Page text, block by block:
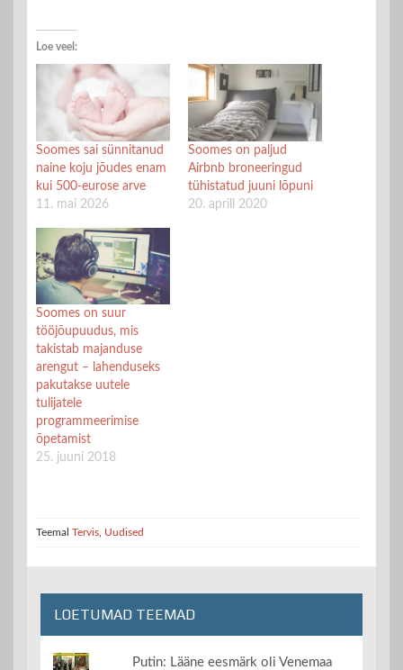
Loe veel:
Soomes sai sünnitanud
naine koju jõudes enam
kui 500-eurose arve
11. mai 2026
Soomes on paljud
Airbnb broneeringud
tühistatud juuni lõpuni
20. aprill 2020
Soomes on suur
tööjõupuudus, mis
takistab majanduse
arengut – lahenduseks
pakutakse uutele
tulijatele
programmeerimise
õpetamist
25. juuni 2018
Teemal Tervis Uudised
LOETUMAD TEEMAD
Putin: Lääne eesmärk oli Venemaa